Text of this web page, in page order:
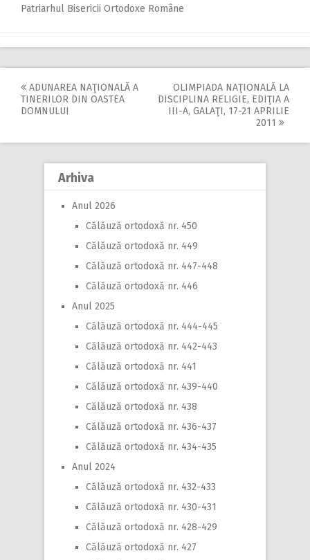
Patriarhul Bisericii Ortodoxe Române
Post
ADUNAREA NAŢIONALĂ A
TINERILOR DIN OASTEA
DOMNULUI
OLIMPIADA NAŢIONALĂ LA
DISCIPLINA RELIGIE, EDIŢIA A
III-A, GALAŢI, 17-21 APRILIE
2011
Arhiva
Anul 2026
Călăuză ortodoxă nr. 450
Călăuză ortodoxă nr. 449
Călăuză ortodoxă nr. 447-448
Călăuză ortodoxă nr. 446
Anul 2025
Călăuză ortodoxă nr. 444-445
Călăuză ortodoxă nr. 442-443
Călăuză ortodoxă nr. 441
Călăuză ortodoxă nr. 439-440
Călăuză ortodoxă nr. 438
Călăuză ortodoxă nr. 436-437
Călăuză ortodoxă nr. 434-435
Anul 2024
Călăuză ortodoxă nr. 432-433
Călăuză ortodoxă nr. 430-431
Călăuză ortodoxă nr. 428-429
Călăuză ortodoxă nr. 427